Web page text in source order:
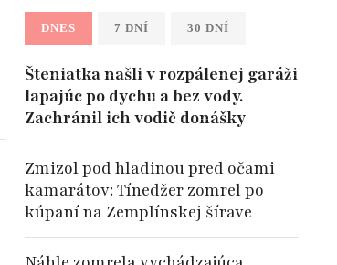
DNES 7 DNÍ 30 DNÍ
Šteniatka našli v rozpálenej garáži
lapajúc po dychu a bez vody.
Zachránil ich vodič donášky
Zmizol pod hladinou pred očami
kamarátov: Tínedžer zomrel po
kúpaní na Zemplínskej šírave